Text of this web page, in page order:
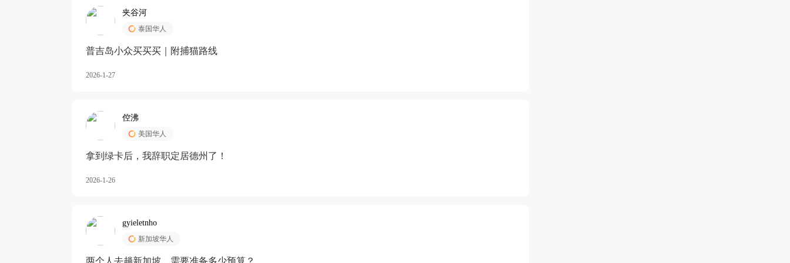
夹谷河
泰国华人
️普吉岛小众买买买｜附捕猫路线
2026-1-27
倥沸
美国华人
拿到绿卡后，我辞职定居德州了！
2026-1-26
gyieletnho
新加坡华人
两个人去趟新加坡，需要准备多少预算？